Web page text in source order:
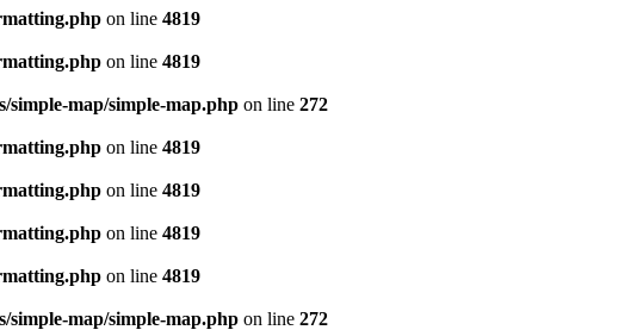
on line 4819
on line 4819
simple-map/simple-map.php on line 272
on line 4819
on line 4819
on line 4819
on line 4819
simple-map/simple-map.php on line 272